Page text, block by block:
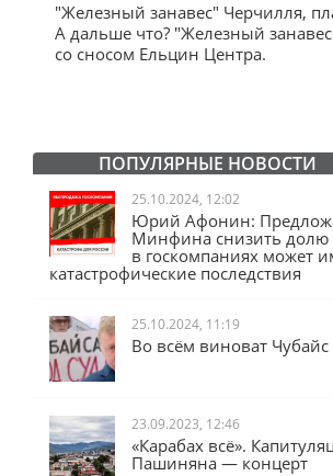
"Железный занавес" Черчилля,
А дальше что? "Железный
со сносом Ельцин Центра.
ПОПУЛЯРНЫЕ НОВОСТИ
25.10.2024, 12:02
Юрий Афонин:
Минфина снизить долю
в госкомпаниях может
катастрофические последствия
25.10.2024, 11:19
Во всём виноват Чубайс
23.09.2023, 12:46
«Карабах всё».
Пашиняна — концерт